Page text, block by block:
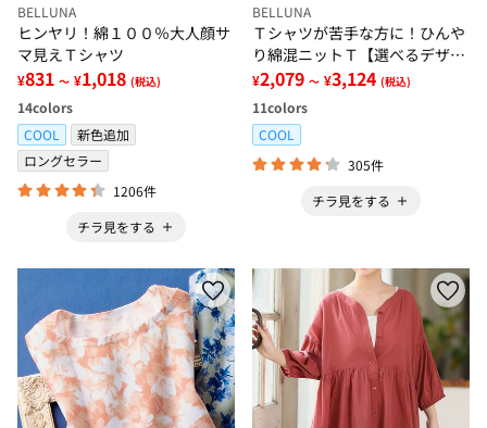
BELLUNA
ヒンヤリ！綿１００％大人顔サ
マ見えＴシャツ
¥831 ～ ¥1,018 (税込)
14colors
COOL
新色追加
ロングセラー
1206件
チラ見をする
BELLUNA
Ｔシャツが苦手な方に！ひんや
り綿混ニットＴ【選べるデザイ
ン】
¥2,079 ～ ¥3,124 (税込)
11colors
COOL
305件
チラ見をする